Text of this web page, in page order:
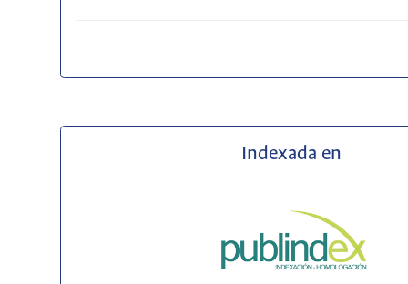
Indexada en